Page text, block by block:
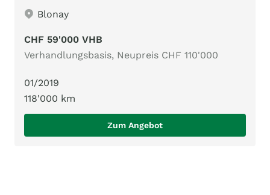
Blonay
CHF 59'000 VHB
Verhandlungsbasis, Neupreis CHF 110'000
01/2019
118'000 km
Zum Angebot